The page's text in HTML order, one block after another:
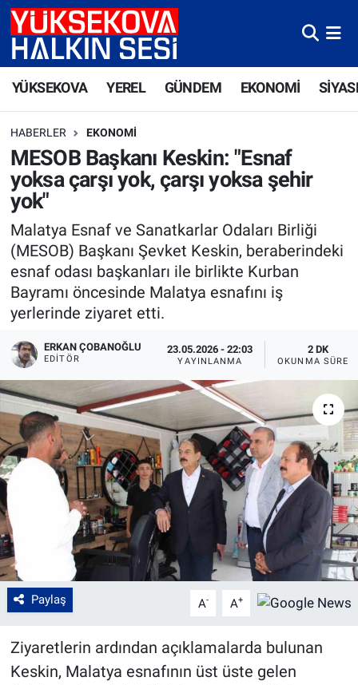
YÜKSEKOVA YEREL GÜNDEM EKONOMİ
HABERLER EKONOMI
MESOB Başkanı Keskin: "Esnaf
yoksa çarşı yok, çarşı yoksa şehir
yok"
Malatya Esnaf ve Sanatkarlar Odaları Birliği
(MESOB) Başkanı Şevket Keskin, beraberindeki
esnaf odası başkanları ile birlikte Kurban
Bayramı öncesinde Malatya esnafını iş
yerlerinde ziyaret etti.
ERKAN ÇOBANOĞLU
EDITÖR
23.05.2026 - 22:03
YAYINLANMA
2 DK
OKUNMA SÜRESI
Paylaş A- A+
Ziyaretlerin ardından açıklamalarda bulunan
Keskin, Malatya esnafının üst üste gelen
Yüksekova Nöbetçi Eczaneler
Süper Lig Puan Durumu ve Fikstür
Tüm Manşetler
Son Dakika Haberleri
Haber Arşivi